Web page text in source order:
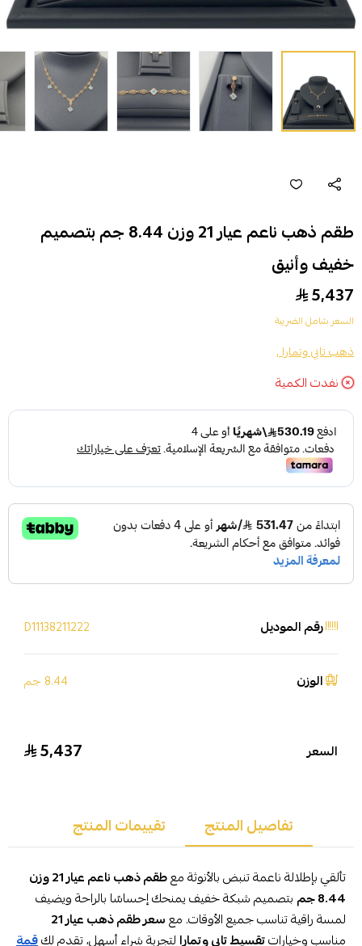
طقم ذهب ناعم عيار 21 وزن 8.44 جم بتصميم
خفيف وأنيق
5,437
السعر شامل الضريبة
ذهب تابي وتمارا ,
نفدت الكمية
رقم الموديل D11138211222
الوزن 8.44 جم
السعر 5,437
تفاصيل المنتج تقييمات المنتج
تألقي بإطلالة ناعمة تنبض بالأنوثة مع
طقم ذهب ناعم عيار 21 وزن
8.44 جم
بتصميم شبكة خفيف يمنحك إحساسًا بالراحة ويضيف
لمسة راقية تناسب جميع الأوقات. معسعر طقم ذهب عيار 21
مناسب وخياراتتقسيط تابي وتمارا لتجربة شراء أسهل، تقدم لكقمة